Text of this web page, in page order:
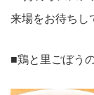
来場をお待ちし
■鶏と里ごぼう